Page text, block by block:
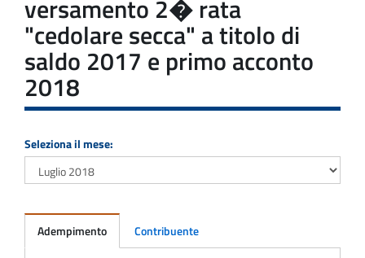
versamento 2� rata
"cedolare secca" a titolo di
saldo 2017 e primo acconto
2018
Seleziona il mese:
Adempimento Contribuente